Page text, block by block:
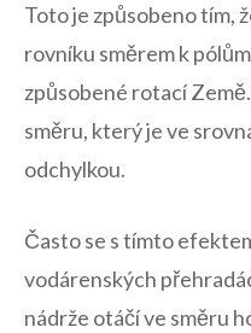
Toto je způsobeno tím,
rovníku směrem k
způsobené rotací
směru, který je ve
odchylkou.
Často se s tímto
vodárenských
nádrže otáčí ve směru